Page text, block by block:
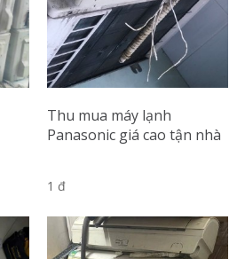
Thu mua máy lạnh
Panasonic giá cao tận nhà
1 đ